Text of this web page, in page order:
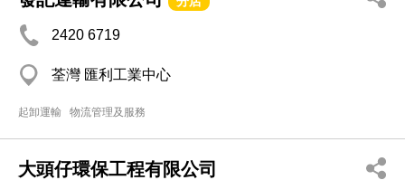
2420 6719
荃灣 匯利工業中心
起卸運輸 物流管理及服務
大頭仔環保工程有限公司